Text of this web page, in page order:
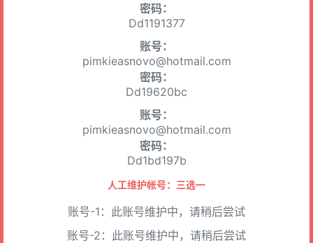
密码：
Dd1191377
账号：
pimkieasnovo@hotmail.com
密码：
Dd19620bc
账号：
pimkieasnovo@hotmail.com
密码：
Dd1bd197b
人工维护帐号：三选一
账号-1：此账号维护中，请稍后尝试
账号-2：此账号维护中，请稍后尝试